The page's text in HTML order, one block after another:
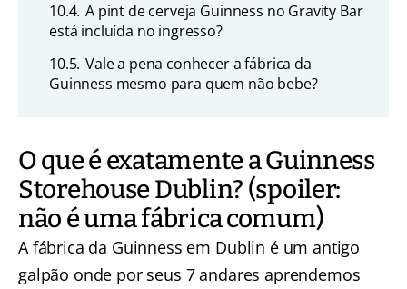
10.4. A pint de cerveja Guinness no Gravity Bar
está incluída no ingresso?
10.5. Vale a pena conhecer a fábrica da
Guinness mesmo para quem não bebe?
O que é exatamente a Guinness
Storehouse Dublin? (spoiler:
não é uma fábrica comum)
A fábrica da Guinness em Dublin é um antigo
galpão onde por seus 7 andares aprendemos